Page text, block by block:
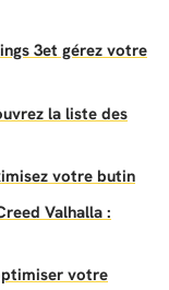
3et gérez votre
la liste des
votre butin
Valhalla :
votre